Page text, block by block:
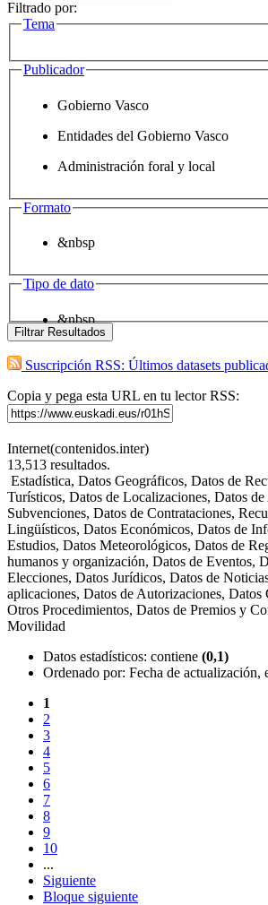
Filtrado por:
Tema
Publicador
Gobierno Vasco
Entidades del Gobierno Vasco
Administración foral y local
Formato
&nbsp
Tipo de dato
&nbsp
Filtrar Resultados
Suscripción RSS: Últimos datasets
Copia y pega esta URL en tu lector RSS:
Internet(contenidos.inter)
13,513 resultados.
Estadística, Datos Geográficos, Datos de
Turísticos, Datos de Localizaciones, Datos
Subvenciones, Datos de Contrataciones,
Lingüísticos, Datos Económicos, Datos de
Estudios, Datos Meteorológicos, Datos de
humanos y organización, Datos de Eventos,
Elecciones, Datos Jurídicos, Datos de
aplicaciones, Datos de Autorizaciones, Datos
Otros Procedimientos, Datos de Premios y
Movilidad
Datos estadísticos: contiene (0,1)
Ordenado por: Fecha de actualización,
1
2
3
4
5
6
7
8
9
10
...
Siguiente
Bloque siguiente